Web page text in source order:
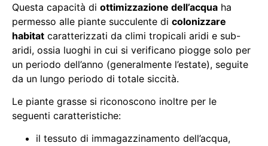
Questa capacità di ottimizzazione dell’acqua ha
permesso alle piante succulente di colonizzare
habitat caratterizzati da climi tropicali aridi e sub-
aridi, ossia luoghi in cui si verificano piogge solo per
un periodo dell’anno (generalmente l’estate), seguite
da un lungo periodo di totale siccità.
Le piante grasse si riconoscono inoltre per le
seguenti caratteristiche:
il tessuto di immagazzinamento dell’acqua,